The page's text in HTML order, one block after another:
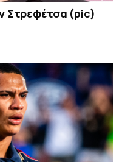
Στρεφέτσα (pic)